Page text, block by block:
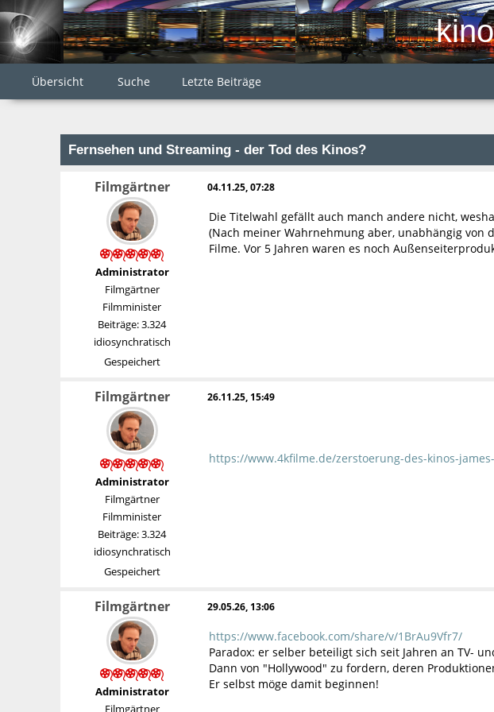
Übersicht Suche Letzte Beiträge
Fernsehen und Streaming - der Tod des Kinos?
Filmgärtner
Administrator
Filmgärtner
Filmminister
Beiträge: 3.324
idiosynchratisch
Gespeichert
04.11.25, 07:28
Die Titelwahl gefällt auch manch andere nicht,
(Nach meiner Wahrnehmung aber, unabhängig
Filme. Vor 5 Jahren waren es noch
Filmgärtner
Administrator
Filmgärtner
Filmminister
Beiträge: 3.324
idiosynchratisch
Gespeichert
26.11.25, 15:49
https://www.4kfilme.de/zerstoerung-des-kinos-
Filmgärtner
Administrator
Filmgärtner
29.05.26, 13:06
https://www.facebook.com/share/v/1BrAu9Vfr7/
Paradox: er selber beteiligt sich seit Jahren an TV-
Dann von "Hollywood" zu fordern, deren
Er selbst möge damit beginnen!